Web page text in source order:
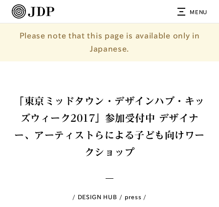
MENU
Please note that this page is available only in
Japanese.
「東京ミッドタウン・デザインハブ・キッ
ズウィーク2017」参加受付中 デザイナ
ー、アーティストらによる子ども向けワー
クショップ
DESIGN HUB press